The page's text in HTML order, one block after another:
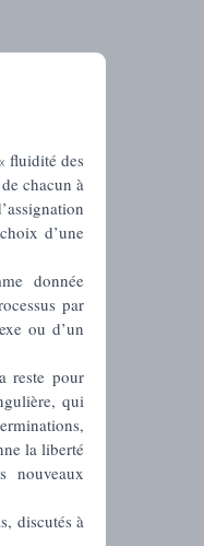
fluidité des
chacun à
d’une
donnée
par
ou d’un
reste pour
qui
la liberté
nouveaux
discutés à